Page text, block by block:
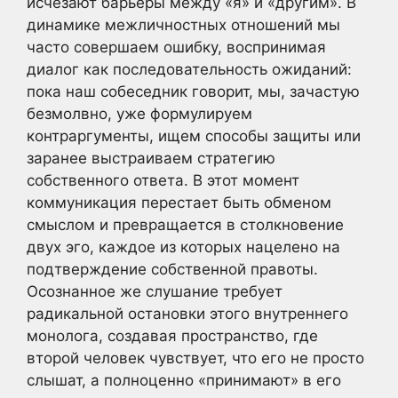
динамике межличностных отношений мы
часто совершаем ошибку, воспринимая
диалог как последовательность ожиданий:
пока наш собеседник говорит, мы, зачастую
безмолвно, уже формулируем
контраргументы, ищем способы защиты или
заранее выстраиваем стратегию
собственного ответа. В этот момент
коммуникация перестает быть обменом
смыслом и превращается в столкновение
двух эго, каждое из которых нацелено на
подтверждение собственной правоты.
Осознанное же слушание требует
радикальной остановки этого внутреннего
монолога, создавая пространство, где
второй человек чувствует, что его не просто
слышат, а полноценно «принимают» в его